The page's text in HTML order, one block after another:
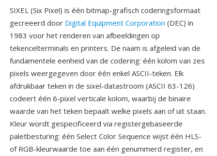
SIXEL (Six Pixel) is één bitmap-grafisch coderingsformaat
gecreeerd door Digital Equipment Corporation (DEC) in
1983 voor het renderen van afbeeldingen op
tekencelterminals en printers. De naam is afgeleid van de
fundamentele eenheid van de codering: één kolom van zes
pixels weergegeven door één enkel ASCII-teken. Elk
afdrukbaar teken in de sixel-datastroom (ASCII 63-126)
codeert één 6-pixel verticale kolom, waarbij de binaire
waarde van het teken bepaalt welke pixels aan of uit staan.
Kleur wordt gespecificeerd via registergebaseerde
paletbesturing: één Select Color Sequence wijst één HLS-
of RGB-kleurwaarde toe aan één genummerd register, en